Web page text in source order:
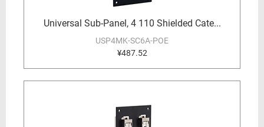
Universal Sub-Panel, 4 110 Shielded Cate...
USP4MK-SC6A-POE
¥487.52